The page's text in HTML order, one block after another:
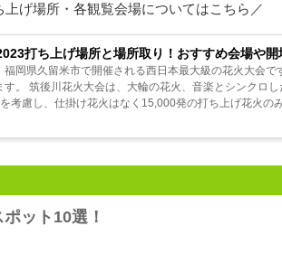
上げ場所・各観覧会場についてはこちら／
打ち上げ場所と場所取り！おすすめ会場や開
福岡県久留米市で開催される西日本最大級の花火大会で
す。 筑後川花火大会は、大輪の花火、音楽とシンクロ
考慮し、仕掛け花火はなく15,000発の打ち上げ花火の
ット10選！